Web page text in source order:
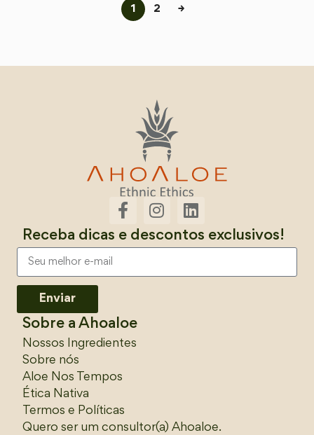
1 2 →
Sobre a Ahoaloe
Nossos Ingredientes
Sobre nós
Aloe Nos Tempos
Ética Nativa
Termos e Políticas
Quero ser um consultor(a) Ahoaloe.
Receba dicas e descontos exclusivos!
Enviar